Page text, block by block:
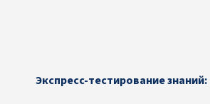
Экспресс-тестирование знаний: